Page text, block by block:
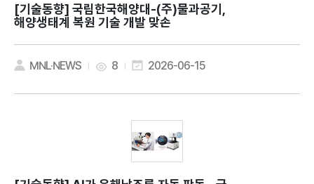
[기술동향]
해양생태계 복원 기술 개발 맞손
MNL·NEWS 8 2026-06-15